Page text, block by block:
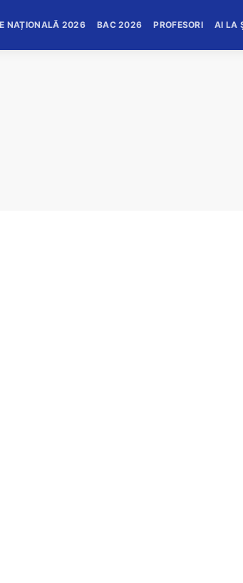
NAȚIONALĂ 2026 BAC 2026 PROFESORI AI LA